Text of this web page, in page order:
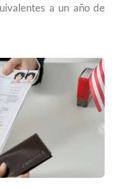
a un año de